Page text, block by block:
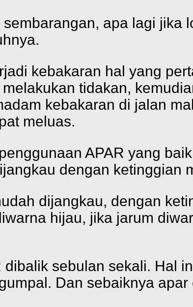
apa lagi jika
kebakaran hal yang
tidakan,
kebakaran di jalan
meluas.
APAR yang
dengan ketinggian
dijangkau, dengan
hijau, jika jarum
sebulan sekali. Hal
Dan sebaiknya